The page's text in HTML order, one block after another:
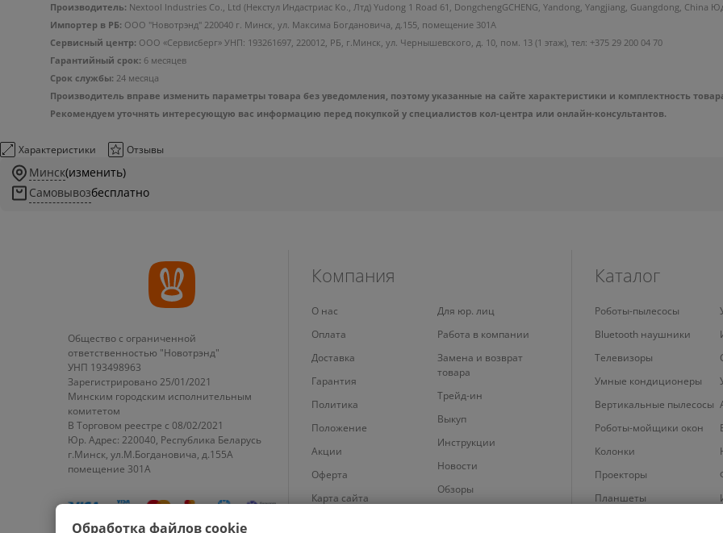
Производитель: Nextool Industries Co., Ltd (Некстул Индастриас Ко., Лтд) Yudong 1 Road 61, DongchengGCHENG, Yandong, Yangjiang, Guangdong,
Импортер в РБ: ООО "Новотрэнд" 220040 г. Минск, ул. Максима Богдановича, д.155, помещение 301А
Сервисный центр: ООО «Сервисберг» УНП: 193261697, 220012, РБ, г.Минск, ул. Чернышевского, д. 10, пом. 13 (1 этаж), тел: +375 29 200 04 70
Гарантийный срок: 6 месяцев
Срок службы: 24 месяца
Производитель вправе изменить параметры товара без уведомления, поэтому указанные на сайте характеристики и комплектность
Рекомендуем уточнять интересующую вас информацию перед покупкой у специалистов кол-центра или онлайн-консультантов.
Характеристики Отзывы
Минск(изменить)
Самовывозбесплатно
Общество с ограниченной
ответственностью "Новотрэнд"
УНП 193498963
Зарегистрировано 25/01/2021
Минским городским исполнительным
комитетом
В Торговом реестре с 08/02/2021
Юр. Адрес: 220040, Республика Беларусь
г.Минск, ул.М.Богдановича, д.155А
помещение 301А
Компания
О нас
Оплата
Доставка
Гарантия
Политика
Положение
Акции
Оферта
Карта сайта
Для юр. лиц
Работа в компании
Замена и возврат
товара
Трейд-ин
Выкуп
Инструкции
Новости
Обзоры
Каталог
Роботы-пылесосы
Bluetooth наушники
Телевизоры
Умные кондиционеры
Вертикальные пылесосы
Роботы-мойщики окон
Колонки
Проекторы
Планшеты
Обработка файлов cookie